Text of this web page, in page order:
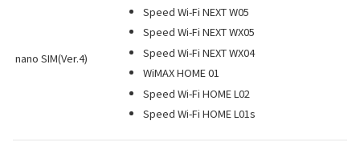
nano SIM(Ver.4)
Speed Wi-Fi NEXT W05
Speed Wi-Fi NEXT WX05
Speed Wi-Fi NEXT WX04
WiMAX HOME 01
Speed Wi-Fi HOME L02
Speed Wi-Fi HOME L01s